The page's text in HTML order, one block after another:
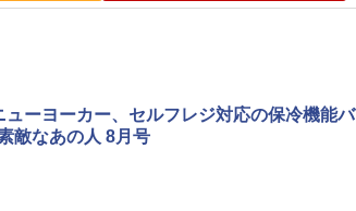
ューヨーカー、セルフレジ対応の保冷機能バ
敵なあの人 8月号